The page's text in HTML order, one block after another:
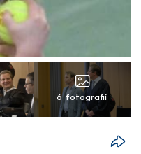
6 fotografií